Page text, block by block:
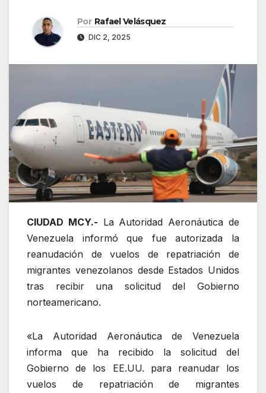
Por Rafael Velásquez
DIC 2, 2025
CIUDAD MCY.- La Autoridad Aeronáutica de
Venezuela informó que fue autorizada la
reanudación de vuelos de repatriación de
migrantes venezolanos desde Estados Unidos
tras recibir una solicitud del Gobierno
norteamericano.
«La Autoridad Aeronáutica de Venezuela
informa que ha recibido la solicitud del
Gobierno de los EE.UU. para reanudar los
vuelos de repatriación de migrantes